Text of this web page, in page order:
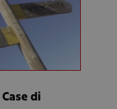
Case di